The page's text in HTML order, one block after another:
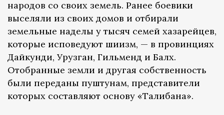
народов со своих земель. Ранее боевики
выселяли из своих домов и отбирали
земельные наделы у тысяч семей хазарейцев,
которые исповедуют шиизм, — в провинциях
Дайкунди, Урузган, Гильменд и Балх.
Отобранные земли и другая собственность
были переданы пуштунам, представители
которых составляют основу «Талибана».